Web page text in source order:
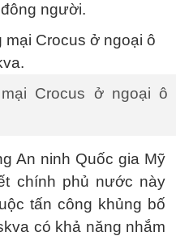
người.
Crocus ở ngoại ô
An ninh Quốc gia Mỹ
chính phủ nước này
tấn công khủng bố
có khả năng nhắm